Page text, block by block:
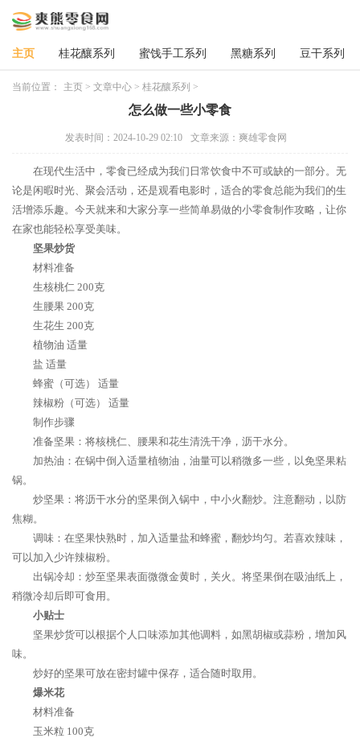
主页 桂花釀系列 蜜饯手工系列 黑糖系列 豆干系列
当前位置： 主页 > 文章中心 > 桂花釀系列 >
怎么做一些小零食
发表时间：2024-10-29 02:10 文章来源：爽雄零食网
在现代生活中，零食已经成为我们日常饮食中不可或缺的一部分。无
论是闲暇时光、聚会活动，还是观看电影时，适合的零食总能为我们的生
活增添乐趣。今天就来和大家分享一些简单易做的小零食制作攻略，让你
在家也能轻松享受美味。
坚果炒货
材料准备
生核桃仁 200克
生腰果 200克
生花生 200克
植物油 适量
盐 适量
蜂蜜（可选） 适量
辣椒粉（可选） 适量
制作步骤
准备坚果：将核桃仁、腰果和花生清洗干净，沥干水分。
加热油：在锅中倒入适量植物油，油量可以稍微多一些，以免坚果粘
锅。
炒坚果：将沥干水分的坚果倒入锅中，中小火翻炒。注意翻动，以防
焦糊。
调味：在坚果快熟时，加入适量盐和蜂蜜，翻炒均匀。若喜欢辣味，
可以加入少许辣椒粉。
出锅冷却：炒至坚果表面微微金黄时，关火。将坚果倒在吸油纸上，
稍微冷却后即可食用。
小贴士
坚果炒货可以根据个人口味添加其他调料，如黑胡椒或蒜粉，增加风
味。
炒好的坚果可放在密封罐中保存，适合随时取用。
爆米花
材料准备
玉米粒 100克